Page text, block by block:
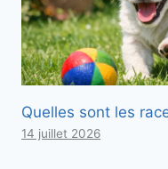
Quelles sont les
14 juillet 2026